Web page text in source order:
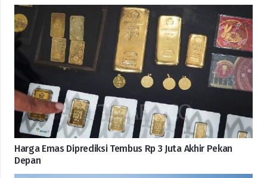
Harga Emas Diprediksi Tembus Rp 3 Juta Akhir Pekan
Depan